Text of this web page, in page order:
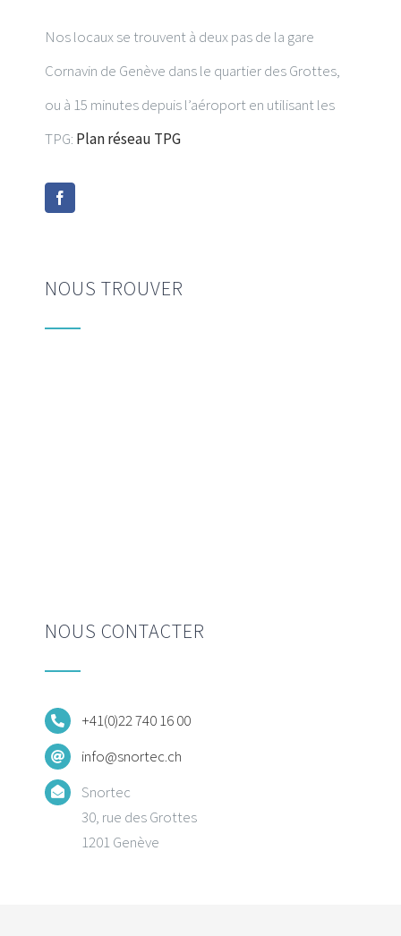
Nos locaux se trouvent à deux pas de la gare
Cornavin de Genève dans le quartier des Grottes,
ou à 15 minutes depuis l’aéroport en utilisant les
TPG: Plan réseau TPG
NOUS TROUVER
NOUS CONTACTER
+41(0)22 740 16 00
info@snortec.ch
Snortec
30, rue des Grottes
1201 Genève